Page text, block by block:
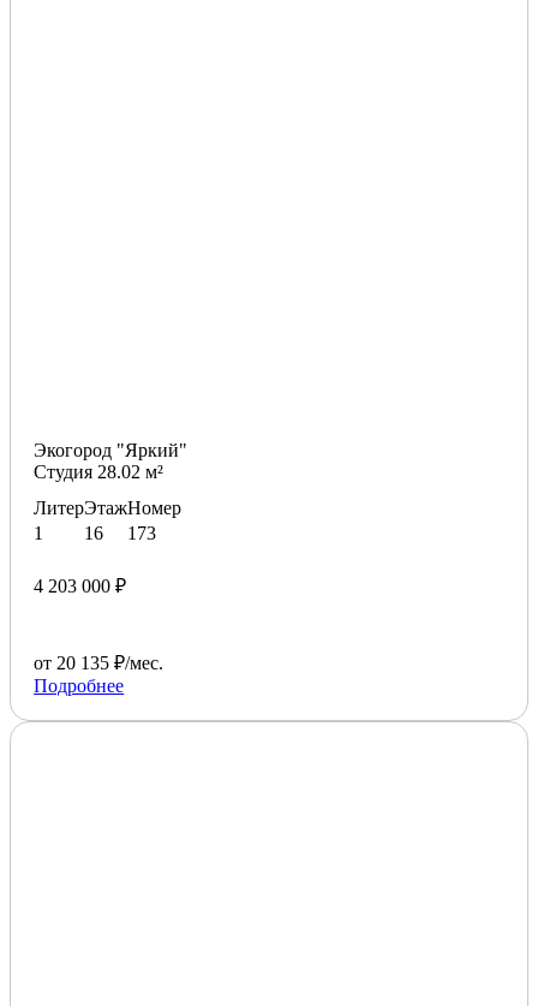
Экогород "Яркий"
Студия 28.02 м²
Литер
1
Этаж
16
Номер
173
4 203 000 ₽
от 20 135 ₽/мес.
Подробнее